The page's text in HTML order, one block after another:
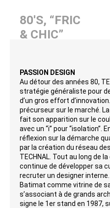
80'S, “FRIC
& CHIC”
PASSION DESIGN
Au détour des années 80,
stratégie généraliste pour
d’un gros effort
précurseur sur le marché.
fait son apparition sur le
avec un “i” pour “isolation”.
réflexion sur la démarche
par la création du réseau
TECHNAL. Tout au long de
continue de développer sa
recruter un designer interne.
Batimat comme vitrine de
s’associant à de grands
signe le 1er stand en 1987,